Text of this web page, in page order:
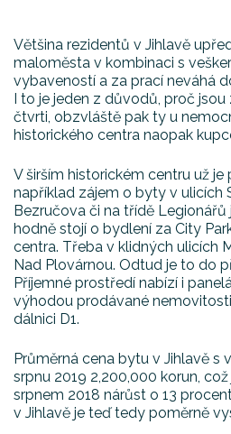
Většina rezidentů v Jihlavě
maloměsta v kombinaci s
vybaveností a za prací neváhá
I to je jeden z důvodů, proč jsou
čtvrti, obzvláště pak ty u
historického centra naopak
V širším historickém centru už je
například zájem o byty v ulicích
Bezručova či na třídě Legionářů
hodně stojí o bydlení za City
centra. Třeba v klidných ulicích
Nad Plovárnou. Odtud je to do
Příjemné prostředí nabízí i
výhodou prodávané
dálnici D1.
Průměrná cena bytu v Jihlavě s
srpnu 2019 2,200,000 korun,
srpnem 2018 nárůst o 13
v Jihlavě je teď tedy poměrně